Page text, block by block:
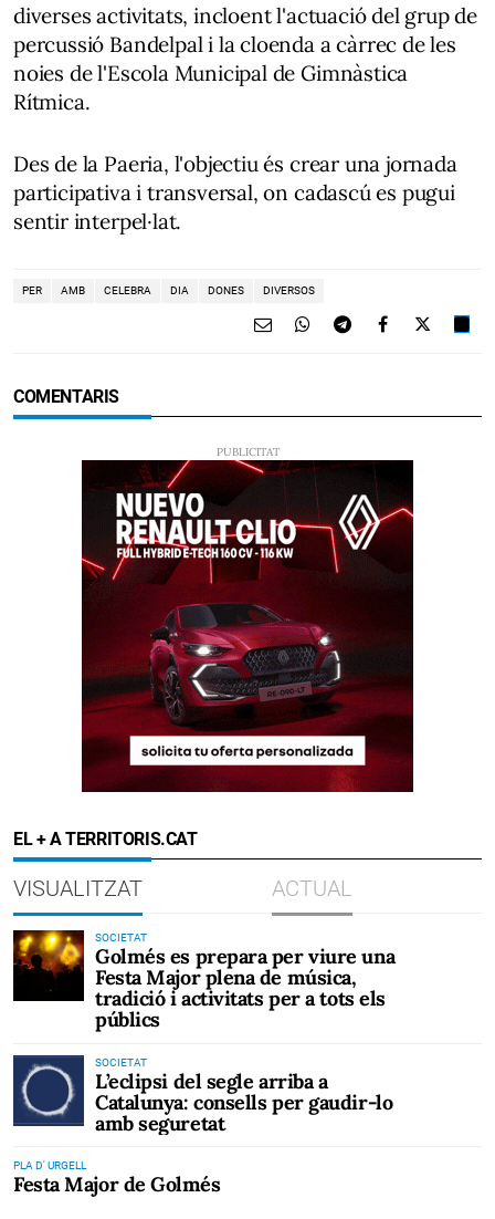
diverses activitats, incloent l'actuació del grup de
percussió Bandelpal i la cloenda a càrrec de les
noies de l'Escola Municipal de Gimnàstica
Rítmica.
Des de la Paeria, l'objectiu és crear una jornada
participativa i transversal, on cadascú es pugui
sentir interpel·lat.
PER AMB CELEBRA DIA DONES DIVERSOS
COMENTARIS
EL + A TERRITORIS.CAT
VISUALITZAT ACTUAL
SOCIETAT
Golmés es prepara per viure una
Festa Major plena de música,
tradició i activitats per a tots els
públics
SOCIETAT
L’eclipsi del segle arriba a
Catalunya: consells per gaudir-lo
amb seguretat
PLA D' URGELL
Festa Major de Golmés